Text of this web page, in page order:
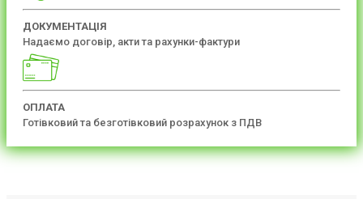
ДОКУМЕНТАЦІЯ
Надаємо договір, акти та рахунки-фактури
ОПЛАТА
Готівковий та безготівковий розрахунок з ПДВ